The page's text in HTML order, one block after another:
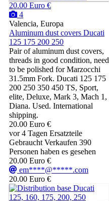
20.00 Euro €
4
Valencia, Europa
Aluminum dust covers Ducati
125 175 200 250
Pair of aluminum dust covers,
threads in good condition, need
to be polished for Marzocchi
31.5mm Fork. Ducati 125 175
200 250 350 450 TS, Sport,
elite, Deluxe, Mark 3, Mach 1,
Diana. Used. International
shipping.
20.00 Euro €
vor 4 Tagen Ersatzteile
Gebraucht Verkaufen 390
Personen haben es gesehen
20.00 Euro €
em****@*****.com
20.00 Euro €